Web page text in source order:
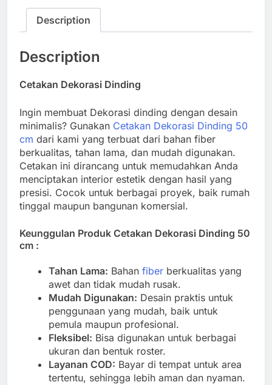
quantity
Description
Description
Cetakan Dekorasi Dinding
Ingin membuat Dekorasi dinding dengan desain
minimalis? Gunakan Cetakan Dekorasi Dinding 50
cm dari kami yang terbuat dari bahan fiber
berkualitas, tahan lama, dan mudah digunakan.
Cetakan ini dirancang untuk memudahkan Anda
menciptakan interior estetik dengan hasil yang
presisi. Cocok untuk berbagai proyek, baik rumah
tinggal maupun bangunan komersial.
Keunggulan Produk Cetakan Dekorasi Dinding 50
cm :
Tahan Lama: Bahan fiber berkualitas yang
awet dan tidak mudah rusak.
Mudah Digunakan: Desain praktis untuk
penggunaan yang mudah, baik untuk
pemula maupun profesional.
Fleksibel: Bisa digunakan untuk berbagai
ukuran dan bentuk roster.
Layanan COD: Bayar di tempat untuk area
tertentu, sehingga lebih aman dan nyaman.